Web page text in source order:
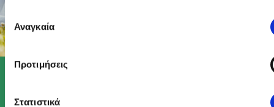
συγκατάθεσης
Αναγκαία
Προτιμήσεις
Στατιστικά